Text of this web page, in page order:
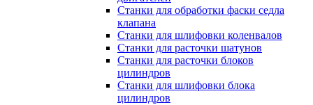
Станки для обработки фаски седла
клапана
Станки для шлифовки коленвалов
Станки для расточки шатунов
Станки для расточки блоков
цилиндров
Станки для шлифовки блока
цилиндров